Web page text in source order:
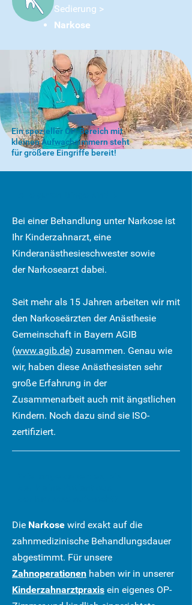
Sedierung >
Narkose
Ein spezieller OP-Bereich mit
kleinen Aufwachzimmern steht
für größere Eingriffe bereit!
Bei einer Behandlung unter Narkose ist
Ihr Kinderzahnarzt, eine
Kinderanästhesieschwester sowie
der Narkosearzt dabei.
Seit mehr als 15 Jahren arbeiten wir mit
den Narkoseärzten der Anästhesie
Gemeinschaft in Bayern AGIB
(www.agib.de) zusammen. Genau wie
wir, haben diese Anästhesisten sehr
große Erfahrung in der
Zusammenarbeit auch mit ängstlichen
Kindern. Noch dazu sind sie ISO-
zertifiziert.
Die Narkose wird exakt auf die
zahnmedizinische Behandlungsdauer
abgestimmt. Für unsere
Zahnoperationen haben wir in unserer
Kinderzahnarztpraxis ein eigenes OP-